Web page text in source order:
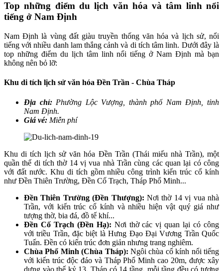
Top những điểm du lịch văn hóa và tâm linh nổi
tiếng ở Nam Định
Nam Định là vùng đất giàu truyền thống văn hóa và lịch sử, nổi
tiếng với nhiều danh lam thắng cảnh và di tích tâm linh. Dưới đây là
top những điểm du lịch tâm linh nổi tiếng ở Nam Định mà bạn
không nên bỏ lỡ:
Khu di tích lịch sử văn hóa Đền Trần - Chùa Tháp
Địa chỉ:Phường Lộc Vượng, thành phố Nam Định, tỉnh
Nam Định.
Giá vé: Miễn phí
Khu di tích lịch sử văn hóa Đền Trần (Thái miếu nhà Trần), một
quần thể di tích thờ 14 vị vua nhà Trần cùng các quan lại có công
với đất nước. Khu di tích gồm nhiều công trình kiến trúc cổ kính
như Đền Thiên Trường, Đền Cố Trạch, Tháp Phổ Minh...
Đền Thiên Trường (Đền Thượng): Nơi thờ 14 vị vua nhà
Trần, với kiến trúc cổ kính và nhiều hiện vật quý giá như
tượng thờ, bia đá, đồ tế khí...
Đền Cố Trạch (Đền Hạ): Nơi thờ các vị quan lại có công
với triều Trần, đặc biệt là Hưng Đạo Đại Vương Trần Quốc
Tuấn. Đền có kiến trúc đơn giản nhưng trang nghiêm.
Chùa Phổ Minh (Chùa Tháp): Ngôi chùa cổ kính nổi tiếng
với kiến trúc độc đáo và Tháp Phổ Minh cao 20m, được xây
dựng vào thế kỷ 13. Tháp có 14 tầng, mỗi tầng đều có tượng